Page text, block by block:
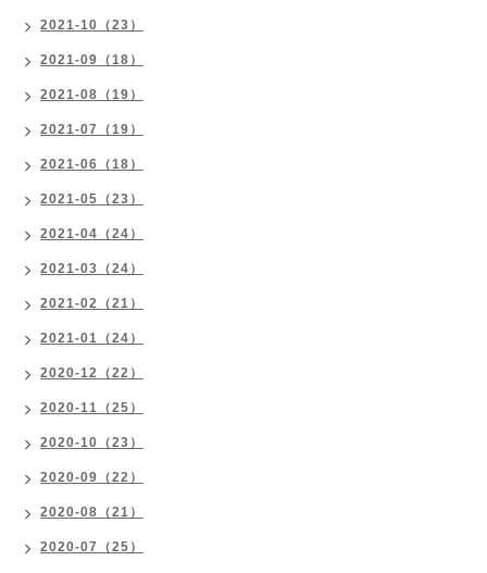
2021-10（23）
2021-09（18）
2021-08（19）
2021-07（19）
2021-06（18）
2021-05（23）
2021-04（24）
2021-03（24）
2021-02（21）
2021-01（24）
2020-12（22）
2020-11（25）
2020-10（23）
2020-09（22）
2020-08（21）
2020-07（25）